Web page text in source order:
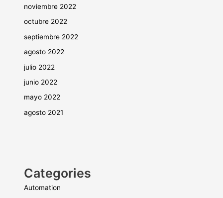
noviembre 2022
octubre 2022
septiembre 2022
agosto 2022
julio 2022
junio 2022
mayo 2022
agosto 2021
Categories
Automation